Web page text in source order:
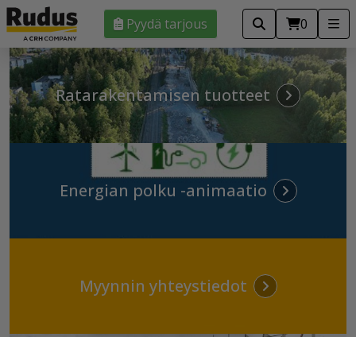
Pyydä tarjous 0
Ratarakentamisen tuotteet
Energian polku -animaatio
Myynnin yhteystiedot
Kotkan jättimäinen